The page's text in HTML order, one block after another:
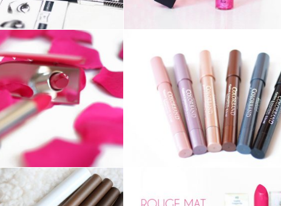
MAKE-UP ///
G N°864
GRENAT –
MAKE-UP ///
OMBRE À PAUPIÈRE
& LINER
COLORBAND –
BOURJOIS